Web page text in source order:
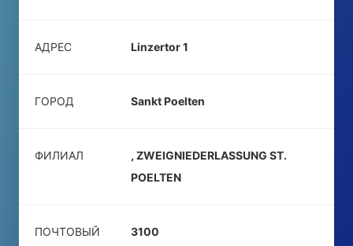
АДРЕС Linzertor 1
ГОРОД Sankt Poelten
ФИЛИАЛ
, ZWEIGNIEDERLASSUNG ST.
POELTEN
ПОЧТОВЫЙ
3100